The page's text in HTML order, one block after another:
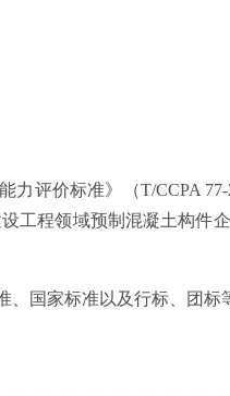
力评价标准》（T/CCPA
工程领域预制混凝土构
、国家标准以及行标、团标